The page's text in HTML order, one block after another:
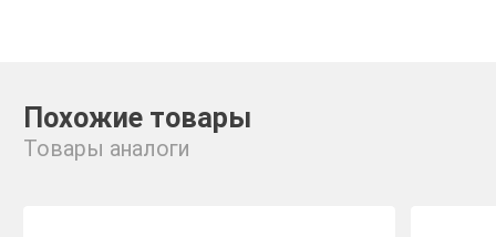
Похожие товары
Товары аналоги